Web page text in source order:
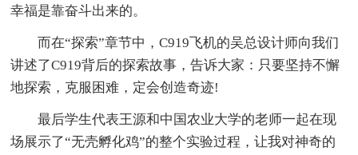
幸福是靠奋斗出来的。
而在“探索”章节中，C919飞机的吴总设计师向我们
讲述了C919背后的探索故事，告诉大家：只要坚持不懈
地探索，克服困难，定会创造奇迹!
最后学生代表王源和中国农业大学的老师一起在现
场展示了“无壳孵化鸡”的整个实验过程，让我对神奇的